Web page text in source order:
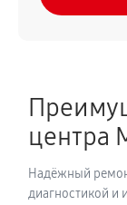
центра
Надёжный
диагностикой и